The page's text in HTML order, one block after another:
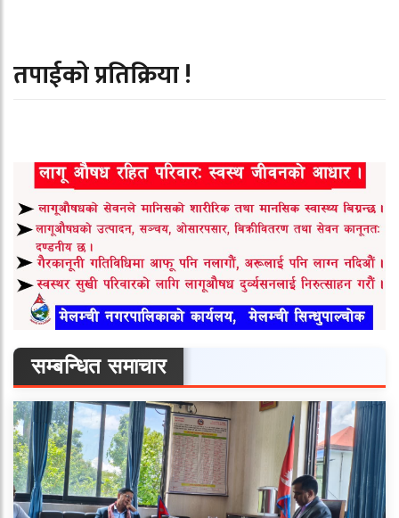
तपाईको प्रतिक्रिया !
सम्बन्धित समाचार